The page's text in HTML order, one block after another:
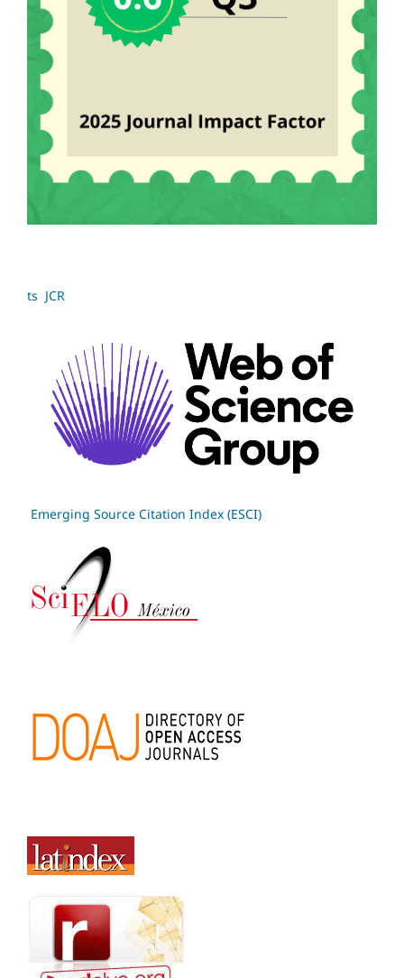
ts JCR
Emerging Source Citation Index (ESCI)